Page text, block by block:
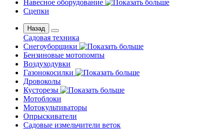
Навесное оборудование
Сцепки
Назад
Садовая техника
Снегоуборщики
Бензиновые мотопомпы
Воздуходувки
Газонокосилки
Дровоколы
Кусторезы
Мотоблоки
Мотокультиваторы
Опрыскиватели
Садовые измельчители веток